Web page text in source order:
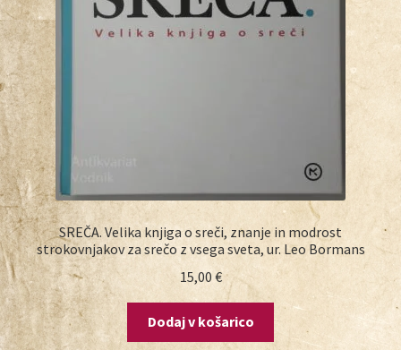
SREČA. Velika knjiga o sreči, znanje in modrost
strokovnjakov za srečo z vsega sveta, ur. Leo Bormans
15,00 €
Dodaj v košarico